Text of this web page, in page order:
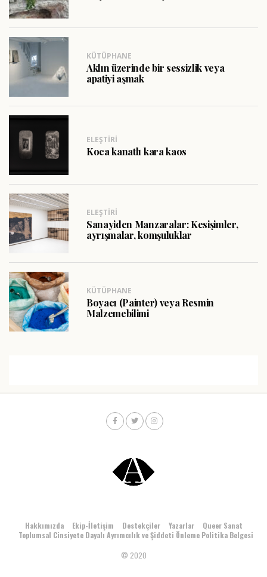
KÜTÜPHANE
Aklın üzerinde bir sessizlik veya
apatiyi aşmak
ELEŞTIRI
Koca kanatlı kara kaos
ELEŞTIRI
Sanayiden Manzaralar: Kesişimler,
ayrışmalar, komşuluklar
KÜTÜPHANE
Boyacı (Painter) veya Resmin
Malzemebilimi
Hakkımızda Ekip-İletişim Destekçiler Yazarlar
Queer Sanat
Toplumsal Cinsiyete Dayalı Ayrımcılık ve Şiddeti Önleme Politika Belgesi
© 2020